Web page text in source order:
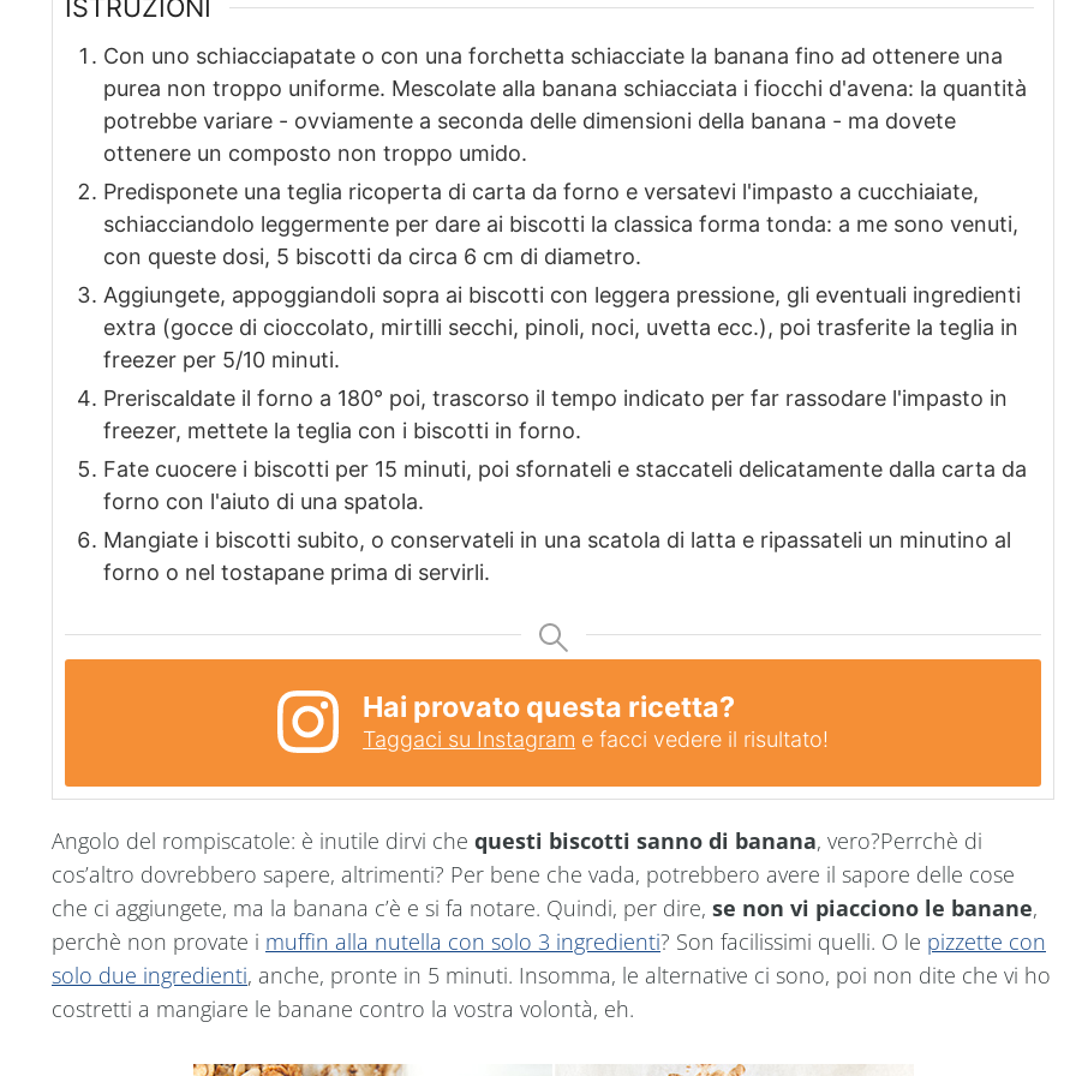
ISTRUZIONI
Con uno schiacciapatate o con una forchetta schiacciate la banana fino ad ottenere una
purea non troppo uniforme. Mescolate alla banana schiacciata i fiocchi d'avena: la quantità
potrebbe variare - ovviamente a seconda delle dimensioni della banana - ma dovete
ottenere un composto non troppo umido.
Predisponete una teglia ricoperta di carta da forno e versatevi l'impasto a cucchiaiate,
schiacciandolo leggermente per dare ai biscotti la classica forma tonda: a me sono venuti,
con queste dosi, 5 biscotti da circa 6 cm di diametro.
Aggiungete, appoggiandoli sopra ai biscotti con leggera pressione, gli eventuali ingredienti
extra (gocce di cioccolato, mirtilli secchi, pinoli, noci, uvetta ecc.), poi trasferite la teglia in
freezer per 5/10 minuti.
Preriscaldate il forno a 180° poi, trascorso il tempo indicato per far rassodare l'impasto in
freezer, mettete la teglia con i biscotti in forno.
Fate cuocere i biscotti per 15 minuti, poi sfornateli e staccateli delicatamente dalla carta da
forno con l'aiuto di una spatola.
Mangiate i biscotti subito, o conservateli in una scatola di latta e ripassateli un minutino al
forno o nel tostapane prima di servirli.
Hai provato questa ricetta?
Taggaci su Instagram e facci vedere il risultato!
Angolo del rompiscatole: è inutile dirvi che questi biscotti sanno di banana, vero?Perrchè di
cos’altro dovrebbero sapere, altrimenti? Per bene che vada, potrebbero avere il sapore delle cose
che ci aggiungete, ma la banana c’è e si fa notare. Quindi, per dire, se non vi piacciono le banane,
perchè non provate i muffin alla nutella con solo 3 ingredienti? Son facilissimi quelli. O le pizzette con
solo due ingredienti, anche, pronte in 5 minuti. Insomma, le alternative ci sono, poi non dite che vi ho
costretti a mangiare le banane contro la vostra volontà, eh.